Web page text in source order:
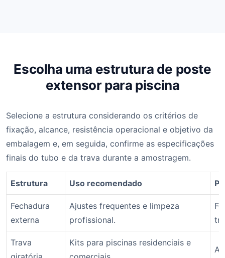
Escolha uma estrutura de poste
extensor para piscina
Selecione a estrutura considerando os critérios de
fixação, alcance, resistência operacional e objetivo da
embalagem e, em seguida, confirme as especificações
finais do tubo e da trava durante a amostragem.
Estrutura Uso recomendado
Fechadura
externa
Ajustes frequentes e limpeza
profissional.
Trava
Kits para piscinas residenciais e